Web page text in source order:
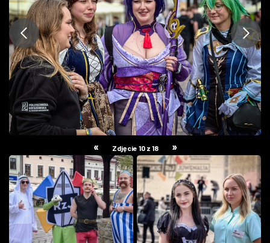
« Zdjęcie 10 z 18 »